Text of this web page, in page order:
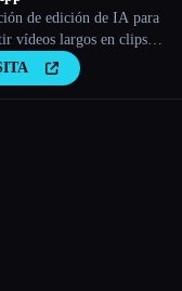
de edición de IA para
vídeos largos en clips